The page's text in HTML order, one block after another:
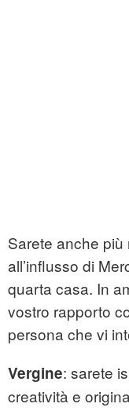
Sarete anche più
all’influsso di
quarta casa. In
vostro rapporto
persona che vi
Vergine: sarete
creatività e